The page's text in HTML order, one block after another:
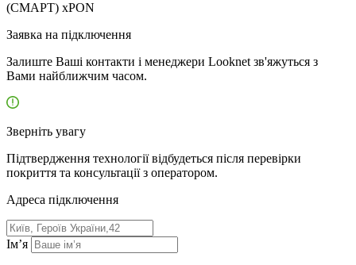
(СМАРТ) xPON
Заявка на підключення
Залиште Ваші контакти і менеджери Looknet зв'яжуться з
Вами найближчим часом.
Зверніть увагу
Підтвердження технології відбудеться після перевірки
покриття та консультації з оператором.
Адресa підключення
Ім’я